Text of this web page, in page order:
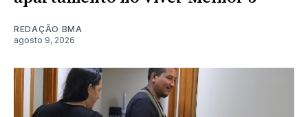
REDAÇÃO BMA
agosto 9, 2026